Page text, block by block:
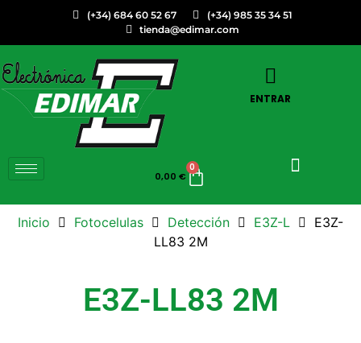
(+34) 684 60 52 67
(+34) 985 35 34 51
tienda@edimar.com
ENTRAR
0,00 €
0
Inicio Fotocelulas Detección E3Z-L
E3Z-
LL83 2M
E3Z-LL83 2M